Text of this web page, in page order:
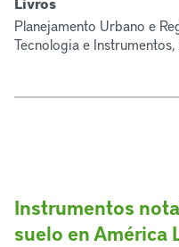
Planejamento Urbano e
Tecnologia e
Instrumentos
suelo en América